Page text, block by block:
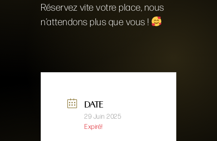
Réservez vite votre place, nous
n’attendons plus que vous !
DATE
29 Juin 2025
Expiré!